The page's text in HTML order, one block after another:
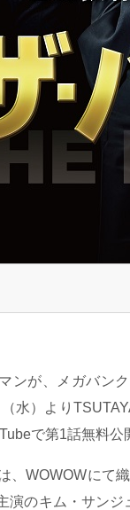
ンが、メガバン
水）より
で第1話無料公
、WOWOWにて
演のキム・サン